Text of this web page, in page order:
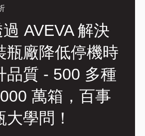
AVEVA 解決
瓶廠降低停機時
品質 - 500 多種
萬箱，百事
學問！